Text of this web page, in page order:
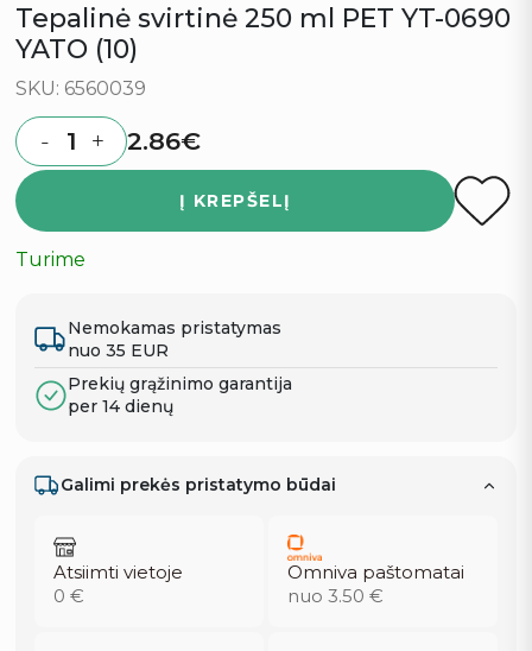
Tepalinė svirtinė 250 ml PET YT-0690
YATO (10)
SKU: 6560039
Quantity
- + 2.86€
Į KREPŠELĮ
Turime
Nemokamas pristatymas
nuo 35 EUR
Prekių grąžinimo garantija
per 14 dienų
Galimi prekės pristatymo būdai
Atsiimti vietoje
0 €
Omniva paštomatai
nuo 3.50 €